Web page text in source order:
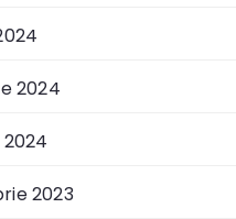
2024
2023